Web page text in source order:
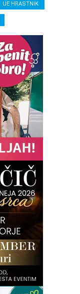
UE HRASTNIK